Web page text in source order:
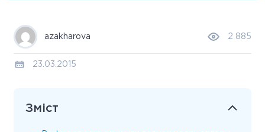
azakharova 2 885
23.03.2015
Зміст